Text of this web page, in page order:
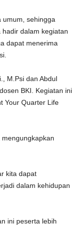
umum, sehingga
dalam kegiatan
dapat menerima
M.Psi dan Abdul
BKI. Kegiatan ini
Your Quarter Life
kita dapat
dalam kehidupan
ini peserta lebih